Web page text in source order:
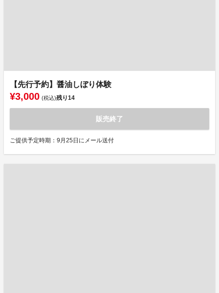
【先行予約】醤油しぼり体験
¥3,000 (税込)残り14
販売終了
ご提供予定時期：9月25日にメール送付